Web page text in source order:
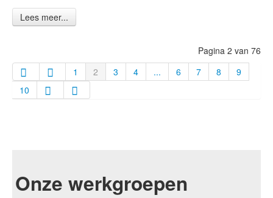
Lees meer...
Pagina 2 van 76
1
2 3 4 ... 6 7 8
9
10
Onze werkgroepen